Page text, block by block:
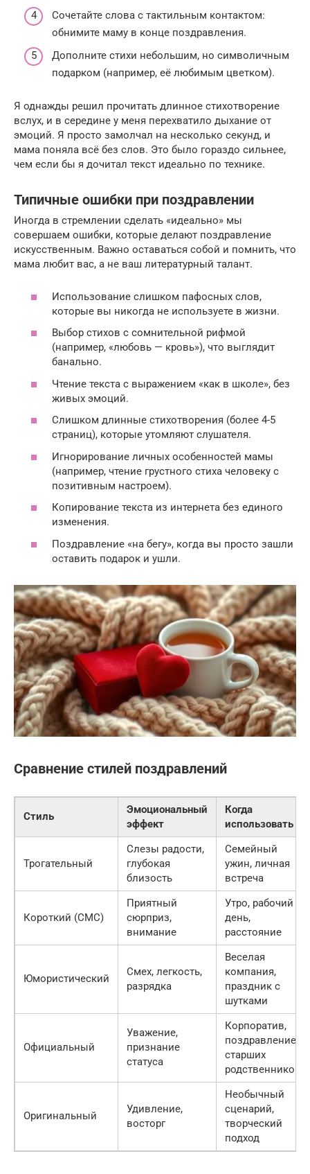
Сочетайте слова с тактильным контактом:
обнимите маму в конце поздравления.
Дополните стихи небольшим, но символичным
подарком (например, её любимым цветком).
Я однажды решил прочитать длинное стихотворение
вслух, и в середине у меня перехватило дыхание от
эмоций. Я просто замолчал на несколько секунд, и
мама поняла всё без слов. Это было гораздо сильнее,
чем если бы я дочитал текст идеально по технике.
Типичные ошибки при поздравлении
Иногда в стремлении сделать «идеально» мы
совершаем ошибки, которые делают поздравление
искусственным. Важно оставаться собой и помнить, что
мама любит вас, а не ваш литературный талант.
Использование слишком пафосных слов,
которые вы никогда не используете в жизни.
Выбор стихов с сомнительной рифмой
(например, «любовь — кровь»), что выглядит
банально.
Чтение текста с выражением «как в школе», без
живых эмоций.
Слишком длинные стихотворения (более 4-5
страниц), которые утомляют слушателя.
Игнорирование личных особенностей мамы
(например, чтение грустного стиха человеку с
позитивным настроем).
Копирование текста из интернета без единого
изменения.
Поздравление «на бегу», когда вы просто зашли
оставить подарок и ушли.
Сравнение стилей поздравлений
Стиль
Эмоциональный
эффект
Когда
использовать
Трогательный
Слезы радости,
глубокая
близость
Семейный
ужин, личная
встреча
Короткий (СМС)
Приятный
сюрприз,
внимание
Утро, рабочий
день,
расстояние
Юмористический
Смех, легкость,
разрядка
Веселая
компания,
праздник с
шутками
Официальный
Уважение,
признание
статуса
Корпоратив,
поздравление
старших
родственников
Оригинальный
Удивление,
восторг
Необычный
сценарий,
творческий
подход